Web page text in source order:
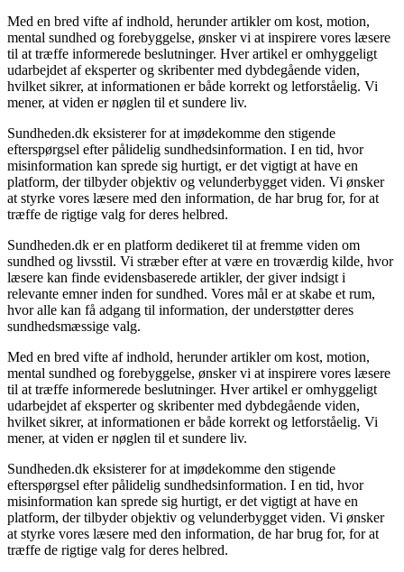
Med en bred vifte af indhold, herunder artikler om kost, motion,
mental sundhed og forebyggelse, ønsker vi at inspirere vores læsere
til at træffe informerede beslutninger. Hver artikel er omhyggeligt
udarbejdet af eksperter og skribenter med dybdegående viden,
hvilket sikrer, at informationen er både korrekt og letforståelig. Vi
mener, at viden er nøglen til et sundere liv.
Sundheden.dk eksisterer for at imødekomme den stigende
efterspørgsel efter pålidelig sundhedsinformation. I en tid, hvor
misinformation kan sprede sig hurtigt, er det vigtigt at have en
platform, der tilbyder objektiv og velunderbygget viden. Vi ønsker
at styrke vores læsere med den information, de har brug for, for at
træffe de rigtige valg for deres helbred.
Sundheden.dk er en platform dedikeret til at fremme viden om
sundhed og livsstil. Vi stræber efter at være en troværdig kilde, hvor
læsere kan finde evidensbaserede artikler, der giver indsigt i
relevante emner inden for sundhed. Vores mål er at skabe et rum,
hvor alle kan få adgang til information, der understøtter deres
sundhedsmæssige valg.
Med en bred vifte af indhold, herunder artikler om kost, motion,
mental sundhed og forebyggelse, ønsker vi at inspirere vores læsere
til at træffe informerede beslutninger. Hver artikel er omhyggeligt
udarbejdet af eksperter og skribenter med dybdegående viden,
hvilket sikrer, at informationen er både korrekt og letforståelig. Vi
mener, at viden er nøglen til et sundere liv.
Sundheden.dk eksisterer for at imødekomme den stigende
efterspørgsel efter pålidelig sundhedsinformation. I en tid, hvor
misinformation kan sprede sig hurtigt, er det vigtigt at have en
platform, der tilbyder objektiv og velunderbygget viden. Vi ønsker
at styrke vores læsere med den information, de har brug for, for at
træffe de rigtige valg for deres helbred.